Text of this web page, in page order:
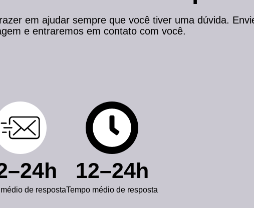
em ajudar sempre que você tiver uma dúvida.
e entraremos em contato com você.
de resposta
12–24h
Tempo médio de resposta